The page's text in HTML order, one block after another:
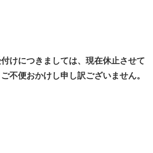
けにつきましては、現在休止させて
不便おかけし申し訳ございません。